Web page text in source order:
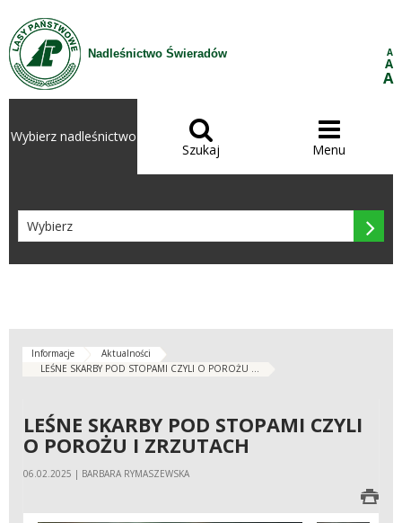
Przejdź do treści
Nadleśnictwo Świeradów A
A
A
Wybierz nadleśnictwo 
Szukaj

Menu

Informacje
Aktualności
LEŚNE SKARBY POD STOPAMI CZYLI O POROŻU ...
LEŚNE SKARBY POD STOPAMI CZYLI
O POROŻU I ZRZUTACH
06.02.2025 | BARBARA RYMASZEWSKA